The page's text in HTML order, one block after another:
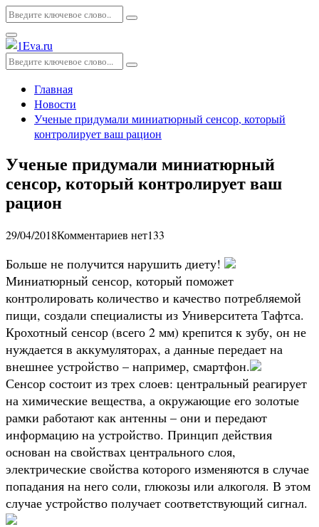
Искать:
Поиск
Основное
меню
Искать:
Поиск
Главная
Новости
Ученые придумали миниатюрный сенсор, который
контролирует ваш рацион
Ученые придумали миниатюрный
сенсор, который контролирует ваш
рацион
29/04/2018Комментариев нет133
Больше не получится нарушить диету!
Миниатюрный сенсор, который поможет
контролировать количество и качество потребляемой
пищи, создали специалисты из Университета Тафтса.
Крохотный сенсор (всего 2 мм) крепится к зубу, он не
нуждается в аккумуляторах, а данные передает на
внешнее устройство – например, смартфон.
Сенсор состоит из трех слоев: центральный реагирует
на химические вещества, а окружающие его золотые
рамки работают как антенны – они и передают
информацию на устройство. Принцип действия
основан на свойствах центрального слоя,
электрические свойства которого изменяются в случае
попадания на него соли, глюкозы или алкоголя. В этом
случае устройство получает соответствующий сигнал.